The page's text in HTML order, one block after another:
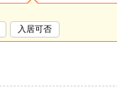
入居可否